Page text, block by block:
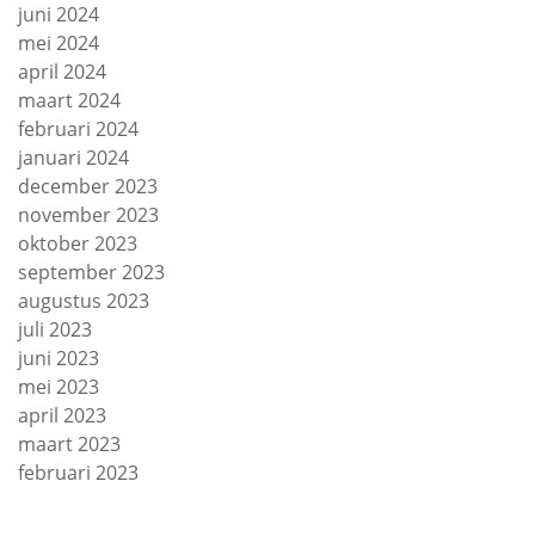
juni 2024
mei 2024
april 2024
maart 2024
februari 2024
januari 2024
december 2023
november 2023
oktober 2023
september 2023
augustus 2023
juli 2023
juni 2023
mei 2023
april 2023
maart 2023
februari 2023